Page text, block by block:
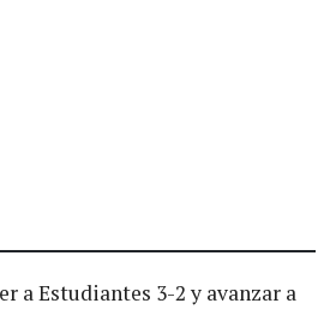
a Estudiantes 3-2 y avanzar a